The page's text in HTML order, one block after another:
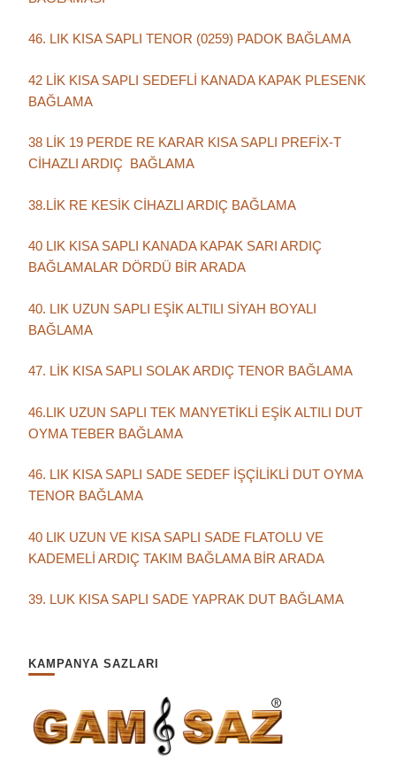
46. LIK KISA SAPLI TENOR (0259) PADOK BAĞLAMA
42 LİK KISA SAPLI SEDEFLİ KANADA KAPAK PLESENK
BAĞLAMA
38 LİK 19 PERDE RE KARAR KISA SAPLI PREFİX-T
CİHAZLI ARDIÇ BAĞLAMA
38.LİK RE KESİK CİHAZLI ARDIÇ BAĞLAMA
40 LIK KISA SAPLI KANADA KAPAK SARI ARDIÇ
BAĞLAMALAR DÖRDÜ BİR ARADA
40. LIK UZUN SAPLI EŞİK ALTILI SİYAH BOYALI
BAĞLAMA
47. LİK KISA SAPLI SOLAK ARDIÇ TENOR BAĞLAMA
46.LIK UZUN SAPLI TEK MANYETİKLİ EŞİK ALTILI DUT
OYMA TEBER BAĞLAMA
46. LIK KISA SAPLI SADE SEDEF İŞÇİLİKLİ DUT OYMA
TENOR BAĞLAMA
40 LIK UZUN VE KISA SAPLI SADE FLATOLU VE
KADEMELİ ARDIÇ TAKIM BAĞLAMA BİR ARADA
39. LUK KISA SAPLI SADE YAPRAK DUT BAĞLAMA
KAMPANYA SAZLARI